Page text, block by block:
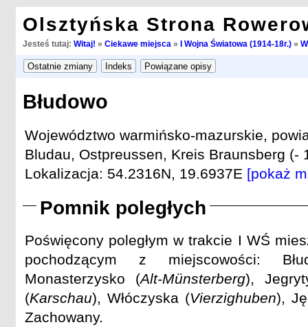
Olsztyńska Strona
Jesteś tutaj: Witaj! » Ciekawe miejsca » I Wojna Światowa (1914-18r.)»
Błudowo
Województwo warmińsko-mazurskie,
Bludau, Ostpreussen, Kreis Braunsberg (-
Lokalizacja: 54.2316N, 19.6937E [pokaż
Pomnik poległych
Poświęcony poległym w trakcie I WŚ
pochodzącym z miejscowości:
Monasterzysko (Alt-Münsterberg),
(Karschau), Włóczyska (Vierzighuben),
Zachowany.